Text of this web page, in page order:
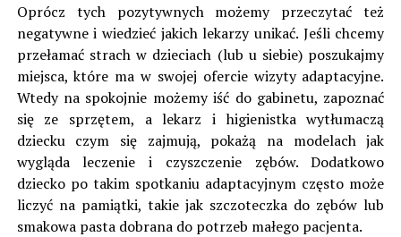
Oprócz tych pozytywnych możemy przeczytać też
negatywne i wiedzieć jakich lekarzy unikać. Jeśli chcemy
przełamać strach w dzieciach (lub u siebie) poszukajmy
miejsca, które ma w swojej ofercie wizyty adaptacyjne.
Wtedy na spokojnie możemy iść do gabinetu, zapoznać
się ze sprzętem, a lekarz i higienistka wytłumaczą
dziecku czym się zajmują, pokażą na modelach jak
wygląda leczenie i czyszczenie zębów. Dodatkowo
dziecko po takim spotkaniu adaptacyjnym często może
liczyć na pamiątki, takie jak szczoteczka do zębów lub
smakowa pasta dobrana do potrzeb małego pacjenta.